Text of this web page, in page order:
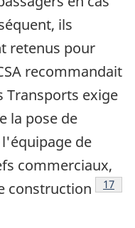
ils
retenus pour
recommandait
Transports exige
la pose de
de
commerciaux,
construction
Note
17